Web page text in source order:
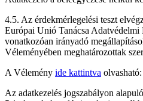
4.5. Az érdekmérlegelési teszt
Európai Unió Tanácsa Adatvédelmi
vonatkozóan irányadó
Véleményében meghatározottak
A Vélemény ide kattintva olvasható:
Az adatkezelés jogszabályon